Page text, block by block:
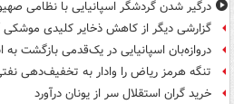
درگیر شدن گردشگر اسپانیایی با نظامی
گزارشی دیگر از کاهش ذخایر کلیدی موشکی
دروازه‌بان اسپانیایی در یک‌قدمی بازگشت به
تنگه هرمز ریاض را وادار به تخفیف‌دهی
خرید گران استقلال سر از یونان درآورد